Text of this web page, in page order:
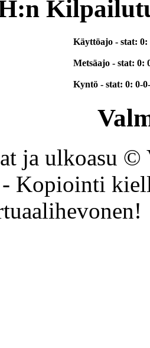
Käyttöajo - stat: 0:
Metsäajo - stat: 0:
Kyntö - stat: 0: 0-
ja ulkoasu
Kopiointi